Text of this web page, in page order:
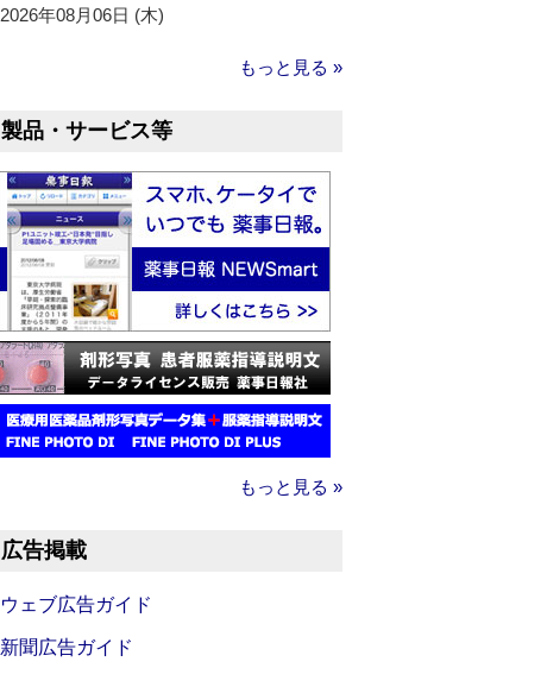
2026年08月06日 (木)
もっと見る »
製品・サービス等
もっと見る »
広告掲載
ウェブ広告ガイド
新聞広告ガイド